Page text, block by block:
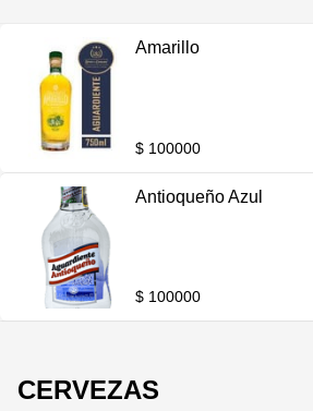
Amarillo
$ 100000
Antioqueño Azul
$ 100000
CERVEZAS